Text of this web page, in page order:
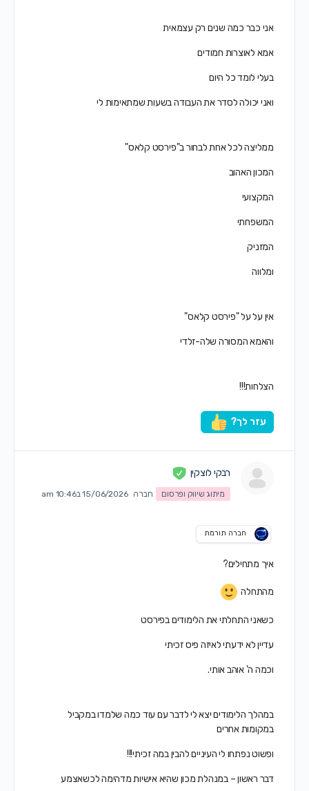
אני כבר כמה שנים רק עצמאית
אמא לאוצרות חמודים
בעלי לומד כל היום
ואני יכולה לסדר את העבודה בשעות שמתאימות לי
ממליצה לכל אחת לבחור ב"פירסט קלאס"
המכון האהוב
המקצועי
המשפחתי
המזניק
ומלווה
אין על על "פירסט קלאס"
והאמא המסורה שלה-זלדי
הצלחות!!!
עזר לך?
רבקי לוצקין
מיתוג שיווק ופרסום חברה 15/06/2026 ב10:46 am
חברה תורמת
איך מתחילים?
מהתחלה
כשאני התחלתי את הלימודים בפירסט
עדיין לא ידעתי לאיזה פיס זכיתי
וכמה ה' אוהב אותי.
במהלך הלימודים יצא לי לדבר עם עוד כמה שלמדו במקביל
במקומות אחרים
ופשוט נפתחו לי העיניים להבין במה זכיתי!!!
דבר ראשון – במנהלת מכון שהיא אישיות מדהימה לכשאצמע